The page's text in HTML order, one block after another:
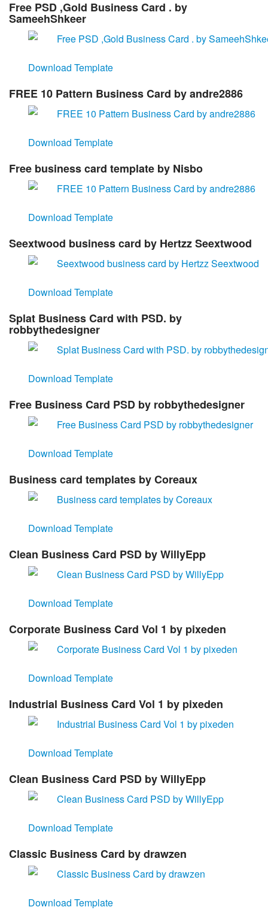
Free PSD ,Gold Business Card . by
SameehShkeer
Download Template
FREE 10 Pattern Business Card by andre2886
Download Template
Free business card template by Nisbo
Download Template
Seextwood business card by Hertzz Seextwood
Download Template
Splat Business Card with PSD. by
robbythedesigner
Download Template
Free Business Card PSD by robbythedesigner
Download Template
Business card templates by Coreaux
Download Template
Clean Business Card PSD by WillyEpp
Download Template
Corporate Business Card Vol 1 by pixeden
Download Template
Industrial Business Card Vol 1 by pixeden
Download Template
Clean Business Card PSD by WillyEpp
Download Template
Classic Business Card by drawzen
Download Template